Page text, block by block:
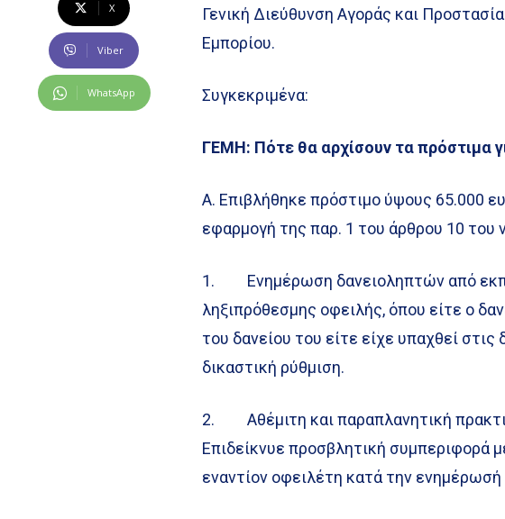
X
Viber
WhatsApp
Γενική Διεύθυνση Αγοράς και
Εμπορίου.
Συγκεκριμένα:
ΓΕΜΗ: Πότε θα αρχίσουν τα πρόστιμα
Α. Επιβλήθηκε πρόστιμο ύψους 65.000
εφαρμογή της παρ. 1 του άρθρου 10 του
1. Ενημέρωση δανειοληπτών από
ληξιπρόθεσμης οφειλής, όπου είτε ο
του δανείου του είτε είχε υπαχθεί
δικαστική ρύθμιση.
2. Αθέμιτη και παραπλανητική
Επιδείκνυε προσβλητική
εναντίον οφειλέτη κατά την